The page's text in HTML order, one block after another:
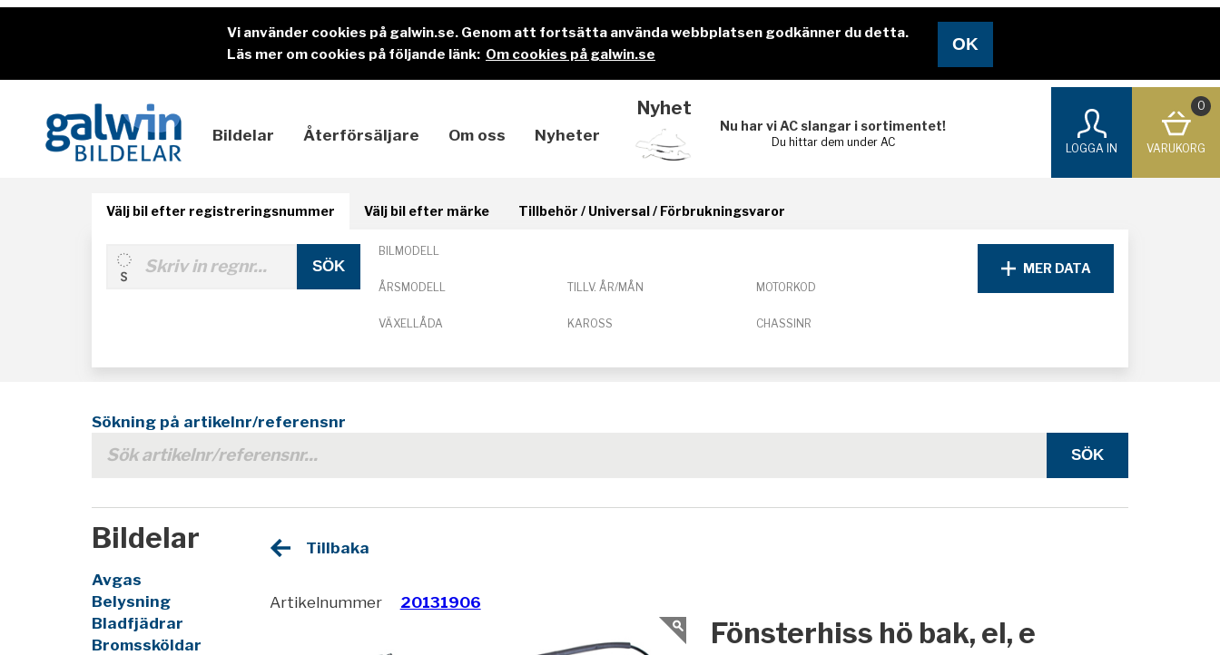
Vi använder cookies på galwin.se. Genom att fortsätta använda webbplatsen godkänner du detta.
Läs mer om cookies på följande länk: Om cookies på galwin.se
Bildelar Återförsäljare Om oss Nyheter
Nyhet
Nu har vi AC slangar i sortimentet!
Du hittar dem under AC
LOGGA IN
0
VARUKORG
Välj bil efter registreringsnummer Välj bil efter märke Tillbehör / Universal / Förbrukningsvaror
BILMODELL
ÅRSMODELL TILLV. ÅR/MÅN MOTORKOD
VÄXELLÅDA KAROSS CHASSINR
MER DATA
Sökning på artikelnr/referensnr
Bildelar
Avgas
Belysning
Bladfjädrar
Bromssköldar
Tillbaka
Artikelnummer 20131906
Fönsterhiss hö bak, el, e